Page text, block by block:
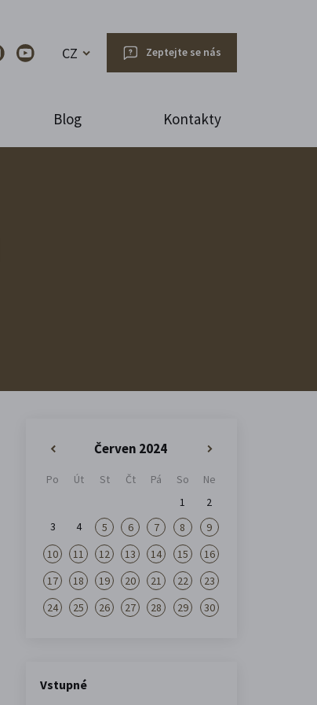
CZ Zeptejte se nás
Blog Kontakty
Červen 2024
Po Út St Čt Pá So
Ne
1
2
3
4 5 6 7 8
9
10
11 12 13 14 15
16
17
18 19 20 21 22
23
24
25 26 27 28 29 30
Vstupné